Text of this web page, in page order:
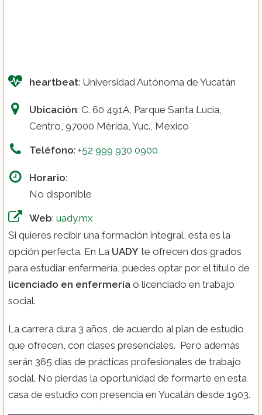
heartbeat: Universidad Autónoma de Yucatán
Ubicación: C. 60 491A, Parque Santa Lucia,
Centro, 97000 Mérida, Yuc., Mexico
Teléfono: +52 999 930 0900
Horario:
No disponible
Web: uady.mx
Si quieres recibir una formación integral, esta es la
opción perfecta. En La UADY te ofrecen dos grados
para estudiar enfermería, puedes optar por el título de
licenciado en enfermería o licenciado en trabajo
social.
La carrera dura 3 años, de acuerdo al plan de estudio
que ofrecen, con clases presenciales. Pero además
serán 365 días de prácticas profesionales de trabajo
social. No pierdas la oportunidad de formarte en esta
casa de estudio con presencia en Yucatán desde 1903.